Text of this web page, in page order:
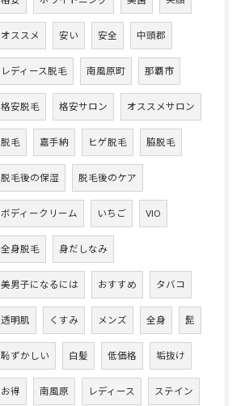
オススメ 安い 安全 中頭郡
レディース脱毛 南風原町 那覇市
格安脱毛 格安サロン オススメサロン
脱毛 嘉手納 ヒゲ脱毛 脇脱毛
脱毛後の保湿 脱毛後のケア
ボディークリーム いちご VIO
全身脱毛 身だしなみ
美男子になるには おすすめ タバコ
透明肌 くすみ メンズ 全身 髭
恥ずかしい 白髪 低価格 垢抜け
お得 南風原 レディース ステイン